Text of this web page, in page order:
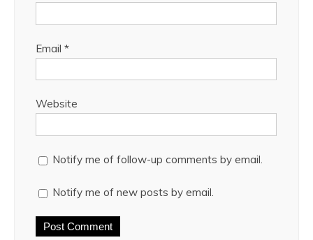
Email *
Website
Notify me of follow-up comments by email.
Notify me of new posts by email.